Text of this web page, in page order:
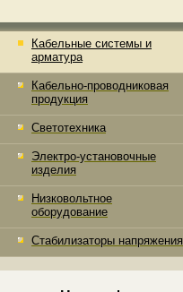
Кабельные системы и
арматура
Кабельно-проводниковая
продукция
Светотехника
Электро-установочные
изделия
Низковольтное
оборудование
Стабилизаторы напряжения